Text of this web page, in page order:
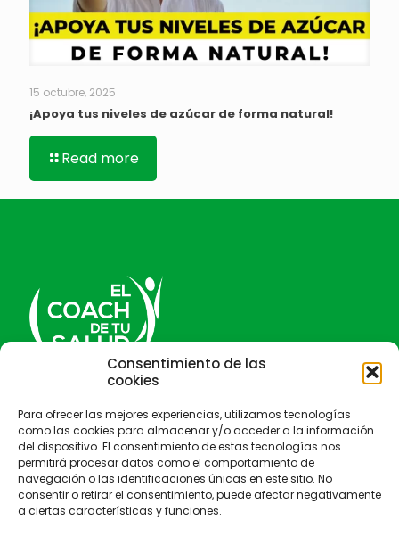
Consentimiento de las
cookies
Para ofrecer las mejores experiencias, utilizamos tecnologías
como las cookies para almacenar y/o acceder a la información
del dispositivo. El consentimiento de estas tecnologías nos
permitirá procesar datos como el comportamiento de
navegación o las identificaciones únicas en este sitio. No
consentir o retirar el consentimiento, puede afectar negativamente
a ciertas características y funciones.
15 octubre, 2025
¡Apoya tus niveles de azúcar de forma natural!
Read more